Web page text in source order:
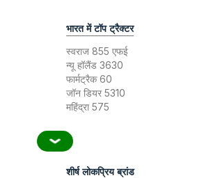
भारत में टॉप ट्रैक्टर
स्वराज 855 एफई
न्यू हॉलैंड 3630
फार्मट्रैक 60
जॉन डियर 5310
महिंद्रा 575
शीर्ष लोकप्रिय ब्रांड